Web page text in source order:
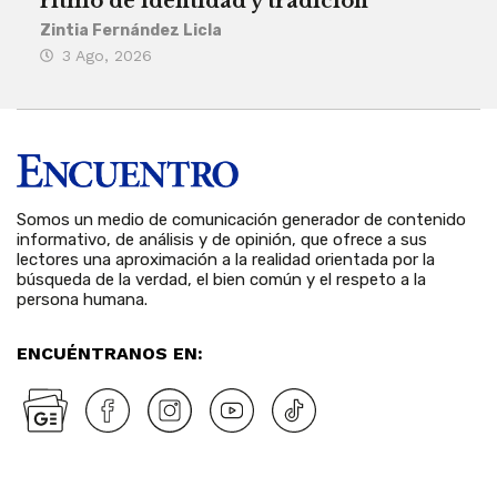
Zintia Fernández Licla
3 Ago, 2026
Somos un medio de comunicación generador de contenido
informativo, de análisis y de opinión, que ofrece a sus
lectores una aproximación a la realidad orientada por la
búsqueda de la verdad, el bien común y el respeto a la
persona humana.
ENCUÉNTRANOS EN: